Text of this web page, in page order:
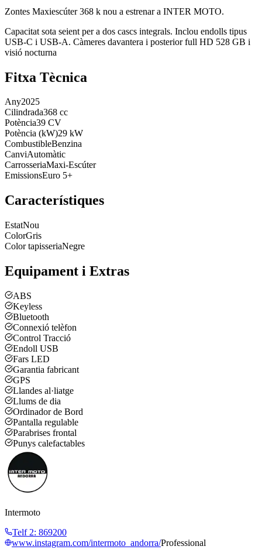
Zontes Maxiescúter 368 k nou a estrenar a INTER MOTO.
Capacitat sota seient per a dos cascs integrals. Inclou endolls tipus
USB-C i USB-A. Càmeres davantera i posterior full HD 528 GB i
visió nocturna
Fitxa Tècnica
Any2025
Cilindrada368 cc
Potència39 CV
Potència (kW)29 kW
CombustibleBenzina
CanviAutomàtic
CarrosseriaMaxi-Escúter
EmissionsEuro 5+
Característiques
EstatNou
ColorGris
Color tapisseriaNegre
Equipament i Extras
ABS
Keyless
Bluetooth
Connexió telèfon
Control Tracció
Endoll USB
Fars LED
Garantia fabricant
GPS
Llandes al·liatge
Llums de dia
Ordinador de Bord
Pantalla regulable
Parabrises frontal
Punys calefactables
Intermoto
Telf 2: 869200
www.instagram.com/intermoto_andorra/Professional